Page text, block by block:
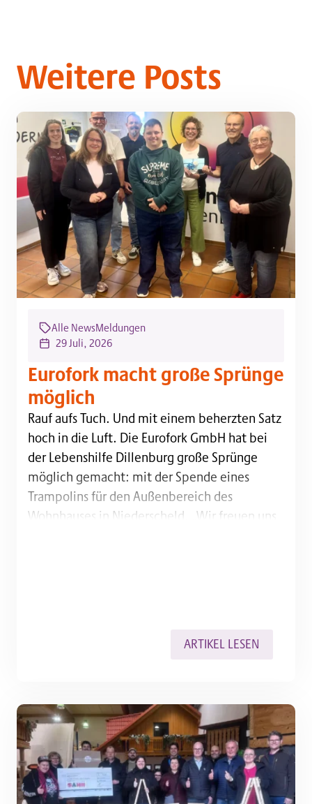
Weitere Posts
Alle NewsMeldungen
29 Juli, 2026
Eurofork macht große Sprünge
möglich
Rauf aufs Tuch. Und mit einem beherzten Satz
Rauf aufs Tuch. Und mit einem beherzten Satz
hoch in die Luft. Die Eurofork GmbH hat bei
der Lebenshilfe Dillenburg große Sprünge
möglich gemacht: mit der Spende eines
Trampolins für den Außenbereich des
Wohnhauses in Niederscheld. „Wir freuen uns
ARTIKEL LESEN